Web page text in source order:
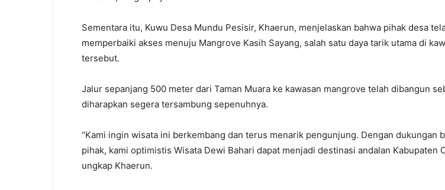
Sementara itu, Kuwu Desa Mundu Pesisir, Khaerun, menjelaskan bahwa pihak desa
memperbaiki akses menuju Mangrove Kasih Sayang, salah satu daya tarik utama di
tersebut.
Jalur sepanjang 500 meter dari Taman Muara ke kawasan mangrove telah dibangun
diharapkan segera tersambung sepenuhnya.
“Kami ingin wisata ini berkembang dan terus menarik pengunjung. Dengan dukungan
pihak, kami optimistis Wisata Dewi Bahari dapat menjadi destinasi andalan Kabupaten
ungkap Khaerun.